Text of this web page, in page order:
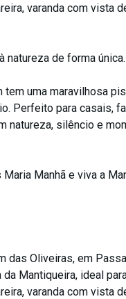
varanda com vista
natureza de forma única.
tem uma maravilhosa
Perfeito para casais,
natureza, silêncio e
Manhã e viva a
das Oliveiras, em Passa
Mantiqueira, ideal
varanda com vista